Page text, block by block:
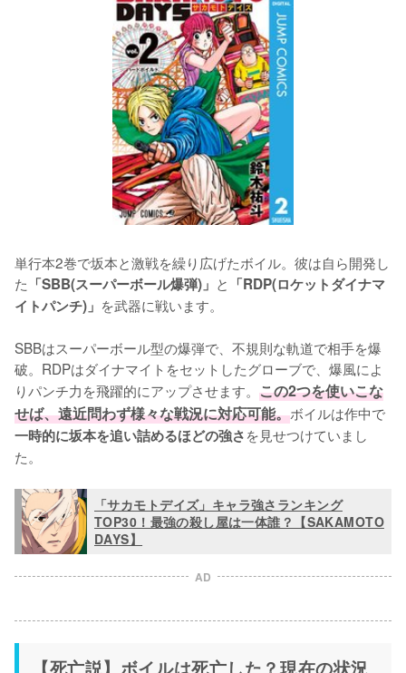
単行本2巻で坂本と激戦を繰り広げたボイル。彼は自ら開発し
た 「SBB(スーパーボール爆弾)」 と 「RDP(ロケットダイナマ
イトパンチ)」 を武器に戦います。
SBBはスーパーボール型の爆弾で、不規則な軌道で相手を爆
破。RDPはダイナマイトをセットしたグローブで、爆風によ
りパンチ力を飛躍的にアップさせます。 この2つを使いこな
せば、遠近問わず様々な戦況に対応可能。ボイルは作中で
一時的に坂本を追い詰めるほどの強さを見せつけていまし
た。
「サカモトデイズ」キャラ強さランキング
TOP30！最強の殺し屋は一体誰？【SAKAMOTO
DAYS】
AD
【死亡説】ボイルは死亡した？現在の状況